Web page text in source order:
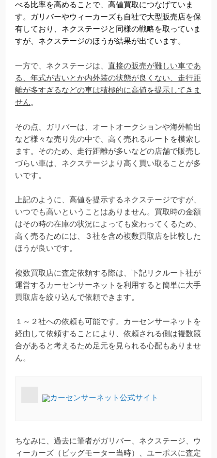
べる比率を高めることで、高値買取につなげていま
す。ガリバーやウィーカーズも自社で大型販売店を保
有しており、ネクステージと同様の戦略を取っていま
すが、ネクステージのほうが結果が出ています。
一方で、ネクステージは、 直接の販売が難しい車であ
る、年式が古いとか内外装の状態が良くない、走行距
離が多すぎるなどの車は積極的に高値を提示してきま
せん。
その点、ガリバーは、オートオークションや海外輸出
など様々な売り先の中で、高く売れるルートを模索し
ます。そのため、走行距離が多いなどの店舗で販売し
づらい車は、ネクステージより高く買い取ることが多
いです。
上記のように、高値を提示するネクステージですが、
いつでも高いということはありません。買取時の金額
はその時の在庫の状況によっても変わってくるため、
高く売るためには、３社を含め複数買取店を比較した
ほうが良いです。
複数買取店に査定依頼する際は、下記リクルート社が
運営するカーセンサーネットを利用すると簡単に大手
買取店を絞り込んで依頼できます。
１～２社への依頼も可能です。カーセンサーネットを
経由して依頼することにより、依頼される側は複数競
合があると考えるため足元を見られる心配もありませ
ん。
カーセンサーネット公式サイト
ちなみに、過去に筆者がガリバー、ネクステージ、ウ
ィーカーズ（ビッグモーター当時）、ユーポスに査定